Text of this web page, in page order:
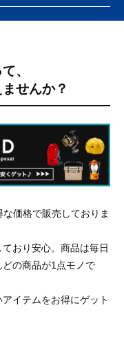
、
せんか？
価格で販売しておりま
おり安心。商品は毎日
の商品が1点モノで
イテムをお得にゲット